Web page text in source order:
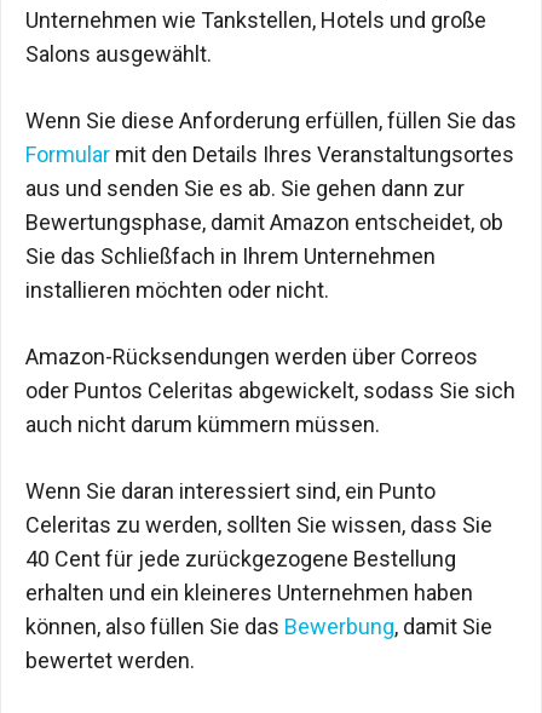
Unternehmen wie Tankstellen, Hotels und große
Salons ausgewählt.
Wenn Sie diese Anforderung erfüllen, füllen Sie das
Formular mit den Details Ihres Veranstaltungsortes
aus und senden Sie es ab. Sie gehen dann zur
Bewertungsphase, damit Amazon entscheidet, ob
Sie das Schließfach in Ihrem Unternehmen
installieren möchten oder nicht.
Amazon-Rücksendungen werden über Correos
oder Puntos Celeritas abgewickelt, sodass Sie sich
auch nicht darum kümmern müssen.
Wenn Sie daran interessiert sind, ein Punto
Celeritas zu werden, sollten Sie wissen, dass Sie
40 Cent für jede zurückgezogene Bestellung
erhalten und ein kleineres Unternehmen haben
können, also füllen Sie das Bewerbung, damit Sie
bewertet werden.